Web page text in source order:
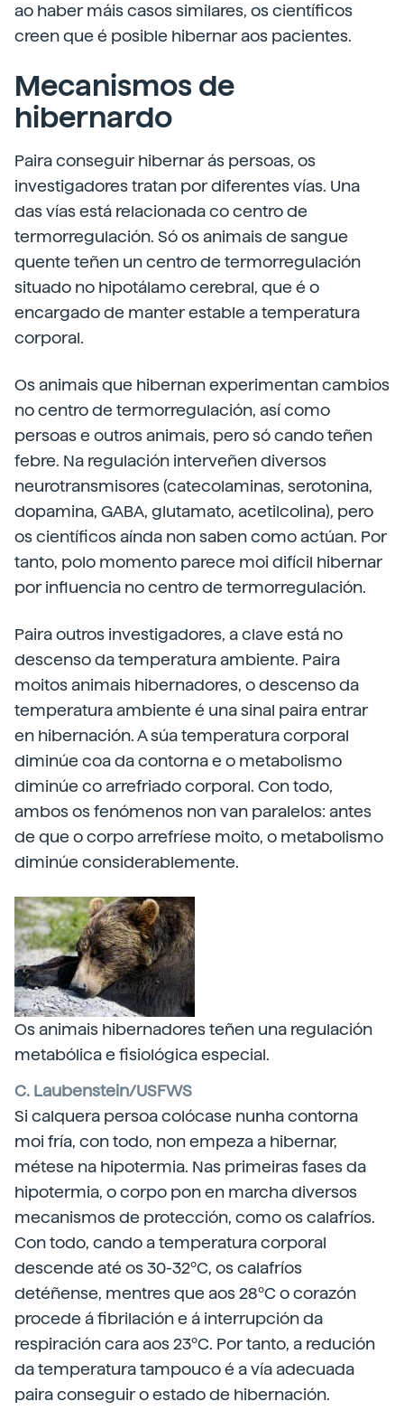
ao haber máis casos similares, os científicos
creen que é posible hibernar aos pacientes.
Mecanismos de
hibernardo
Paira conseguir hibernar ás persoas, os
investigadores tratan por diferentes vías. Una
das vías está relacionada co centro de
termorregulación. Só os animais de sangue
quente teñen un centro de termorregulación
situado no hipotálamo cerebral, que é o
encargado de manter estable a temperatura
corporal.
Os animais que hibernan experimentan cambios
no centro de termorregulación, así como
persoas e outros animais, pero só cando teñen
febre. Na regulación interveñen diversos
neurotransmisores (catecolaminas, serotonina,
dopamina, GABA, glutamato, acetilcolina), pero
os científicos aínda non saben como actúan. Por
tanto, polo momento parece moi difícil hibernar
por influencia no centro de termorregulación.
Paira outros investigadores, a clave está no
descenso da temperatura ambiente. Paira
moitos animais hibernadores, o descenso da
temperatura ambiente é una sinal paira entrar
en hibernación. A súa temperatura corporal
diminúe coa da contorna e o metabolismo
diminúe co arrefriado corporal. Con todo,
ambos os fenómenos non van paralelos: antes
de que o corpo arrefríese moito, o metabolismo
diminúe considerablemente.
Os animais hibernadores teñen una regulación
metabólica e fisiológica especial.
C. Laubenstein/USFWS
Si calquera persoa colócase nunha contorna
moi fría, con todo, non empeza a hibernar,
métese na hipotermia. Nas primeiras fases da
hipotermia, o corpo pon en marcha diversos
mecanismos de protección, como os calafríos.
Con todo, cando a temperatura corporal
descende até os 30-32ºC, os calafríos
detéñense, mentres que aos 28ºC o corazón
procede á fibrilación e á interrupción da
respiración cara aos 23ºC. Por tanto, a redución
da temperatura tampouco é a vía adecuada
paira conseguir o estado de hibernación.